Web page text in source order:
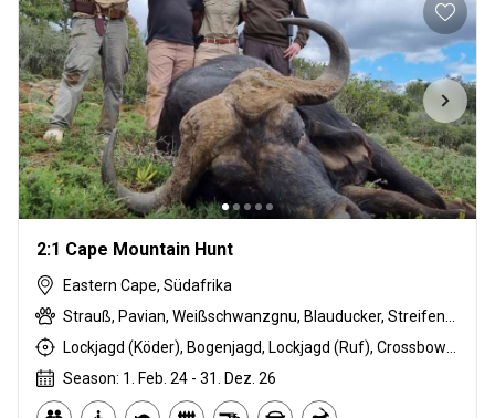
2:1 Cape Mountain Hunt
Eastern Cape, Südafrika
Strauß, Pavian, Weißschwanzgnu, Blauducker, Streifengnu, Burchell Zebra, Buschschwein, Afrikanischer Büffel, Kap Schirrantilope, Kap Elenantilope, Cape mountain zebra, Karakal, Blessbock, Kronenducker, Springbock, Ostkap Kudu, Spießbock, Ginsterkatze, Giraffe, Hase, Impala, Bergriedbock, Nyala Antilope, Stachelschwein, Südafrikanische Kuhantilope, Red lechwe, Pferdeantilope, Zobel, Steinböckchen, Warzenschwein, Wasserbock, Weißer Blessbock
Lockjagd (Köder), Bogenjagd, Lockjagd (Ruf), Crossbow Hunting, Bewegungsjagd, Ansitzjagd, Horseback Hunting, Tarnjagd, Bergjagd, Vorderlader, Büchsenjagd, Flintenjagd, Pirschjagd, Jagd mit Hunden
Season: 1. Feb. 24 - 31. Dez. 26